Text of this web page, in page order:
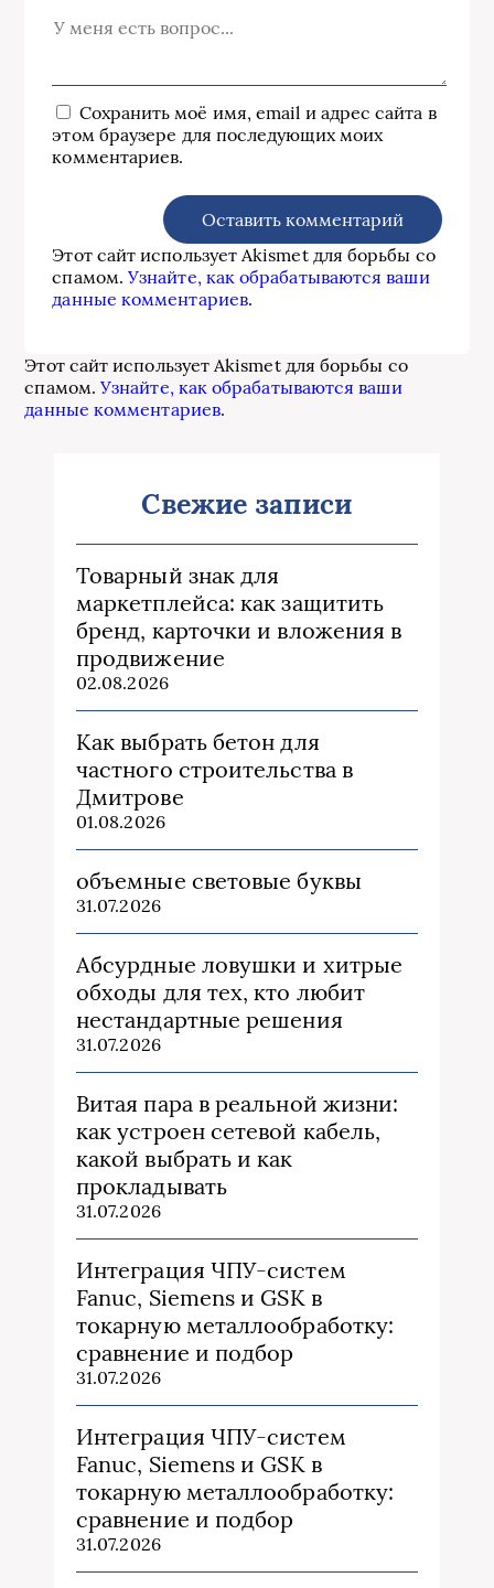
Сохранить моё имя, email и адрес сайта в
этом браузере для последующих моих
комментариев.
Этот сайт использует Akismet для борьбы со
спамом.Узнайте, как обрабатываются ваши
данные комментариев.
Этот сайт использует Akismet для борьбы со
спамом.Узнайте, как обрабатываются ваши
данные комментариев.
Свежие записи
Товарный знак для
маркетплейса: как защитить
бренд, карточки и вложения в
продвижение
02.08.2026
Как выбрать бетон для
частного строительства в
Дмитрове
01.08.2026
объемные световые буквы
31.07.2026
Абсурдные ловушки и хитрые
обходы для тех, кто любит
нестандартные решения
31.07.2026
Витая пара в реальной жизни:
как устроен сетевой кабель,
какой выбрать и как
прокладывать
31.07.2026
Интеграция ЧПУ-систем
Fanuc, Siemens и GSK в
токарную металлообработку:
сравнение и подбор
31.07.2026
Интеграция ЧПУ-систем
Fanuc, Siemens и GSK в
токарную металлообработку:
сравнение и подбор
31.07.2026